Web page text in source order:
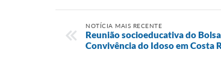
NOTÍCIA MAIS RECENTE
Reunião socioeducativa do
Convivência do Idoso em Costa